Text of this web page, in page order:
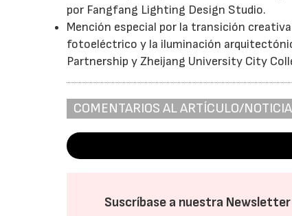
por Fangfang Lighting Design Studio.
Mención especial por la transición
fotoeléctrico y la iluminación
Partnership y Zheijang University City
COMENTARIOS AL ARTÍCULO/NOTICIA
Suscríbase a nuestra